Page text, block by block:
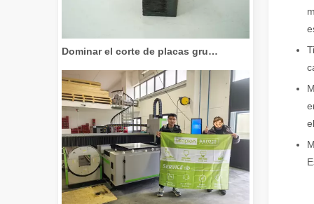
Dominar el corte de placas gruesas: cómo las máquinas de corte por láser de fibra revolucionan la fabricación